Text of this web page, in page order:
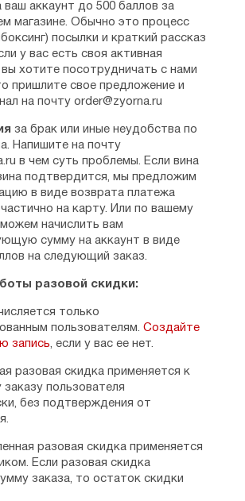
ваш аккаунт до 500 баллов за
магазине. Обычно это процесс
посылки и краткий рассказ
у вас есть своя активная
хотите посотрудничать с нами
пришлите свое предложение и
на почту order@zyorna.ru
за брак или иные неудобства по
Напишите на почту
в чем суть проблемы. Если вина
подтвердится, мы предложим
в виде возврата платежа
на карту. Или по вашему
начислить вам
сумму на аккаунт в виде
на следующий заказ.
разовой скидки:
только
пользователям. Создайте
запись, если у вас ее нет.
разовая скидка применяется к
пользователя
без подтверждения от
разовая скидка применяется
Если разовая скидка
заказа, то остаток скидки